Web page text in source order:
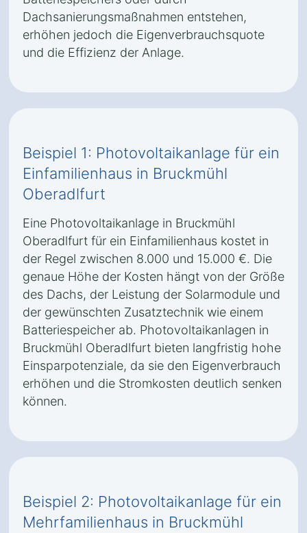
Dachsanierungsmaßnahmen entstehen,
erhöhen jedoch die Eigenverbrauchsquote
und die Effizienz der Anlage.
Beispiel 1: Photovoltaikanlage für ein
Einfamilienhaus in Bruckmühl
Oberadlfurt
Eine Photovoltaikanlage in Bruckmühl
Oberadlfurt für ein Einfamilienhaus kostet in
der Regel zwischen 8.000 und 15.000 €. Die
genaue Höhe der Kosten hängt von der Größe
des Dachs, der Leistung der Solarmodule und
der gewünschten Zusatztechnik wie einem
Batteriespeicher ab. Photovoltaikanlagen in
Bruckmühl Oberadlfurt bieten langfristig hohe
Einsparpotenziale, da sie den Eigenverbrauch
erhöhen und die Stromkosten deutlich senken
können.
Beispiel 2: Photovoltaikanlage für ein
Mehrfamilienhaus in Bruckmühl